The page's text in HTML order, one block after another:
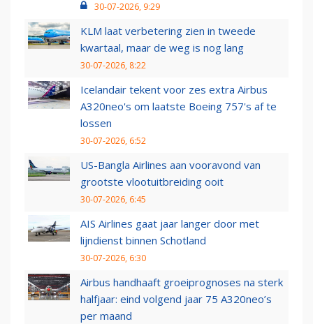
30-07-2026, 9:29
KLM laat verbetering zien in tweede
kwartaal, maar de weg is nog lang
30-07-2026, 8:22
Icelandair tekent voor zes extra Airbus
A320neo's om laatste Boeing 757's af te
lossen
30-07-2026, 6:52
US-Bangla Airlines aan vooravond van
grootste vlootuitbreiding ooit
30-07-2026, 6:45
AIS Airlines gaat jaar langer door met
lijndienst binnen Schotland
30-07-2026, 6:30
Airbus handhaaft groeiprognoses na sterk
halfjaar: eind volgend jaar 75 A320neo’s
per maand